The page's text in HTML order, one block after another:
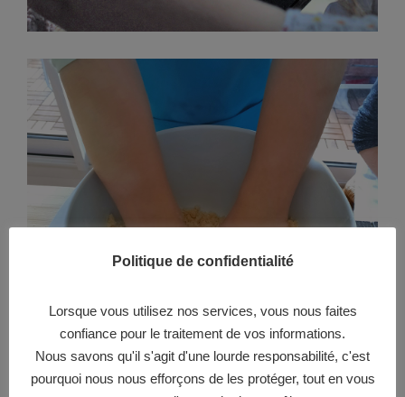
Politique de confidentialité
Lorsque vous utilisez nos services, vous nous faites
confiance pour le traitement de vos informations.
Nous savons qu'il s'agit d'une lourde responsabilité, c'est
pourquoi nous nous efforçons de les protéger, tout en vous